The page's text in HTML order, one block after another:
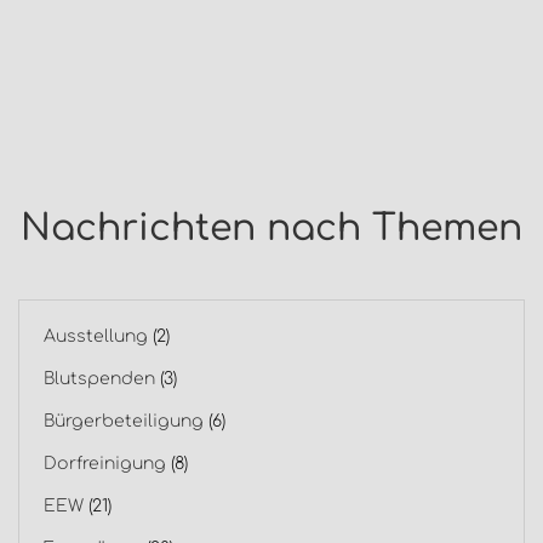
Nachrichten nach Themen
Ausstellung (2)
Blutspenden (3)
Bürgerbeteiligung (6)
Dorfreinigung (8)
EEW (21)